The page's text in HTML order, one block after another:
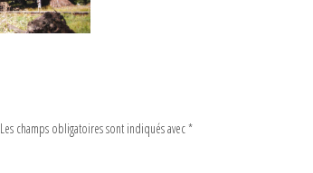
Les champs obligatoires sont indiqués avec*